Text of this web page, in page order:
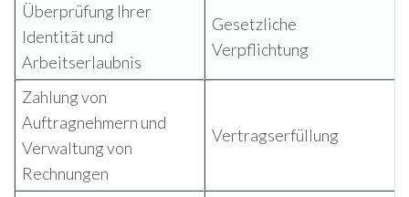
Überprüfung Ihrer
Identität und
Arbeitserlaubnis
Gesetzliche
Verpflichtung
Zahlung von
Auftragnehmern und
Verwaltung von
Rechnungen
Vertragserfüllung